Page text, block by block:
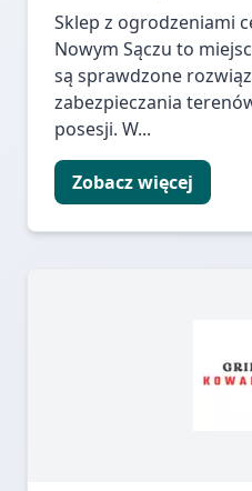
Sklep z ogrodzeniami
Nowym Sączu to
są sprawdzone
zabezpieczania
posesji. W...
Zobacz więcej